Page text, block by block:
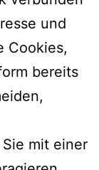
und
Cookies,
bereits
mit einer